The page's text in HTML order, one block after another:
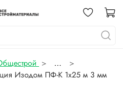
...
Изодом ПФ-К 1х25 м 3 мм